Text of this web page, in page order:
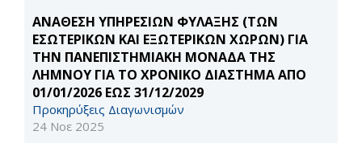
ΑΝΑΘΕΣΗ ΥΠΗΡΕΣΙΩΝ ΦΥΛΑΞΗΣ (ΤΩΝ
ΕΣΩΤΕΡΙΚΩΝ ΚΑΙ ΕΞΩΤΕΡΙΚΩΝ ΧΩΡΩΝ) ΓΙΑ
ΤΗΝ ΠΑΝΕΠΙΣΤΗΜΙΑΚΗ ΜΟΝΑΔΑ ΤΗΣ
ΛΗΜΝΟΥ ΓΙΑ ΤΟ ΧΡΟΝΙΚΟ ΔΙΑΣΤΗΜΑ ΑΠΟ
01/01/2026 ΕΩΣ 31/12/2029
Προκηρύξεις Διαγωνισμών
24 Νοε 2025